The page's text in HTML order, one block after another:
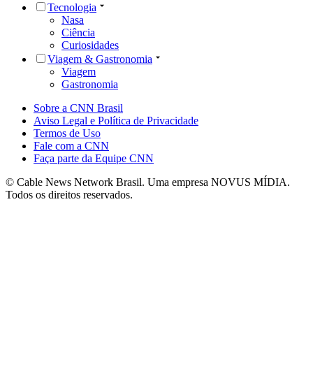
Tecnologia
Nasa
Ciência
Curiosidades
Viagem & Gastronomia
Viagem
Gastronomia
Sobre a CNN Brasil
Aviso Legal e Política de Privacidade
Termos de Uso
Fale com a CNN
Faça parte da Equipe CNN
© Cable News Network Brasil. Uma empresa NOVUS MÍDIA.
Todos os direitos reservados.